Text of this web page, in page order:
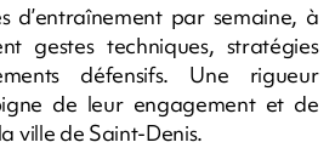
d’entraînement par semaine, à
gestes techniques, stratégies
défensifs. Une rigueur
de leur engagement et de
ville de Saint-Denis.